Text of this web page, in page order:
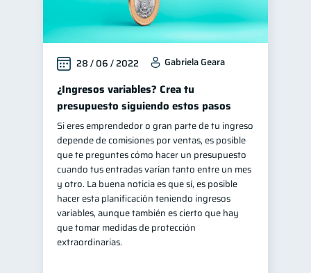
28 / 06 / 2022 Gabriela Geara
¿Ingresos variables? Crea tu
presupuesto siguiendo estos pasos
Si eres emprendedor o gran parte de tu ingreso
depende de comisiones por ventas, es posible
que te preguntes cómo hacer un presupuesto
cuando tus entradas varían tanto entre un mes
y otro. La buena noticia es que sí, es posible
hacer esta planificación teniendo ingresos
variables, aunque también es cierto que hay
que tomar medidas de protección
extraordinarias.